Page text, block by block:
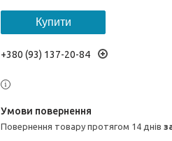
Купити
+380 (93) 137-20-84
повернення товару протягом 14 днів